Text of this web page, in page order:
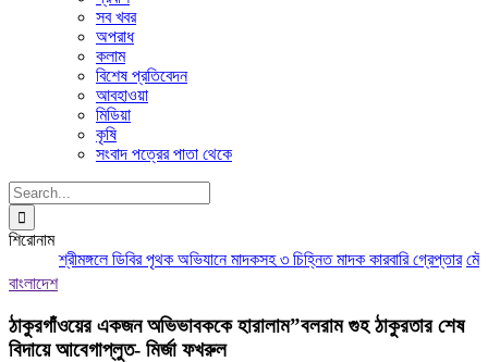
সব খবর
অপরাধ
কলাম
বিশেষ প্রতিবেদন
আবহাওয়া
মিডিয়া
কৃষি
সংবাদ পত্রের পাতা থেকে
Search
for:
শিরোনাম
শ্রীমঙ্গলে ডিবির পৃথক অভিযানে মাদকসহ ৩ চিহ্নিত মাদক কারবারি গ্রেপ্তার
বাংলাদেশ
ঠাকুরগাঁওয়ের একজন অভিভাবককে হারালাম”বলরাম গুহ ঠাকুরতার শেষ
বিদায়ে আবেগাপ্লুত- মির্জা ফখরুল